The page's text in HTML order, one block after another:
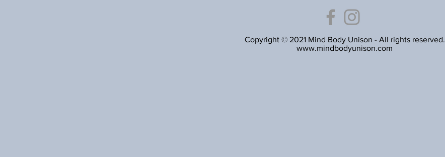
Copyright © 2021 Mind Body Unison - All rights reserved.
www.mindbodyunison.com